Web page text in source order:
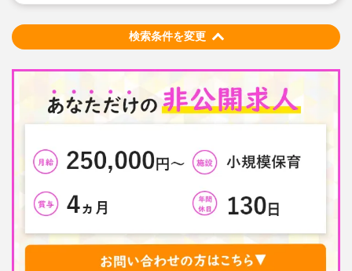
検索条件を変更